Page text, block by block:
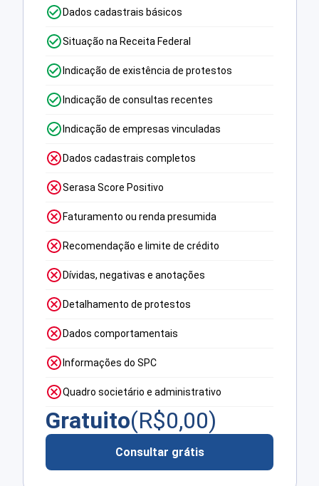
Dados cadastrais básicos
Situação na Receita Federal
Indicação de existência de protestos
Indicação de consultas recentes
Indicação de empresas vinculadas
Dados cadastrais completos
Serasa Score Positivo
Faturamento ou renda presumida
Recomendação e limite de crédito
Dívidas, negativas e anotações
Detalhamento de protestos
Dados comportamentais
Informações do SPC
Quadro societário e administrativo
Gratuito(R$0,00)
Consultar grátis